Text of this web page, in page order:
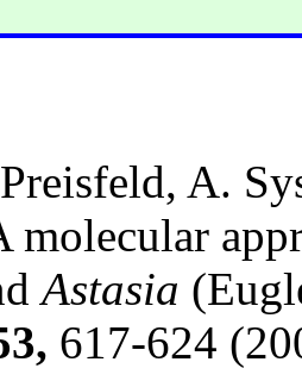
A.
molecular
Astasia
617-624